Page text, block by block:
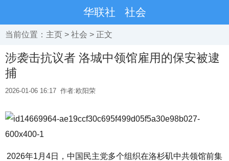
华联社 社会
当前位置： 主页 > 社会 > 正文
涉袭击抗议者 洛城中领馆雇用的保安被逮
捕
2026-01-06 16:17 作者:欧阳荣
2026年1月4日，中国民主党多个组织在洛杉矶中共领馆前集